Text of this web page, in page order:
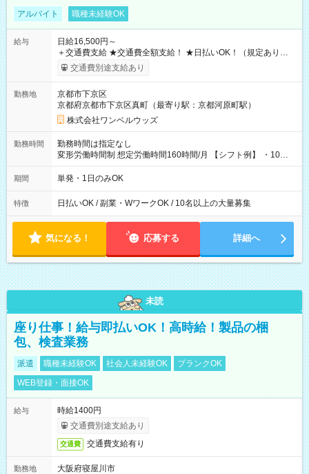
アルバイト 職種未経験OK
給与
日給16,500円～
＋交通費支給 ★交通費全額支給！ ★日払いOK！（規定あり） ┗
働いたその日に現金GET♪ お仕事後はコンビニATMから 日払
交通費別途支給あり
勤務地
京都市下京区
京都府京都市下京区真町（最寄り駅：京都河原町駅）
株式会社ワンベルウッズ
勤務時間
勤務時間は指定なし
変形労働時間制 想定労働時間160時間/月 【シフト例】 ・10：
00～20：00
期間 単発・1日のみOK
特徴 日払いOK / 副業・WワークOK / 10名以上の大量募集
気になる！ 応募する 詳細へ
未読
座り仕事！給与即払いOK！高時給！製品の梱
包、検査業務
派遣 職種未経験OK 社会人未経験OK
ブランクOK
WEB登録・面接OK
給与
時給1400円
交通費別途支給あり
交通費 交通費支給有り
勤務地
大阪府寝屋川市